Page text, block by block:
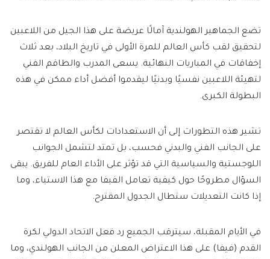
تضع الجماهير الهولندية آمالًا عريضة على هذا الجيل من اللاعبين
لتحقيق لقب كأس العالم للمرة الأولى في تاريخ البلاد، بعد ثلاث
إخفاقات في المباريات النهائية. يسعى المدرب والطاقم الفني
لتهيئة اللاعبين نفسيًا وبدنيًا ليقدموا أفضل أداء ممكن في هذه
البطولة الكبرى.
تشير هذه التطورات إلى أن الاستعدادات لكأس العالم لا تقتصر
على الجانب الفني والبدني فحسب، بل تمتد لتشمل الجوانب
اللوجستية والسياسية التي قد تؤثر على الأداء العام للفريق. يبقى
السؤال مطروحًا حول كيفية تعامل الفيفا مع هذا الاستياء، وما
إذا كانت التعديلات ستطال الجدول المقترح.
في الأيام المقبلة، سيترقب الجميع رد فعل الاتحاد الدولي لكرة
القدم (فيفا) على هذا الاعتراض المعلن من الجانب الهولندي، وما